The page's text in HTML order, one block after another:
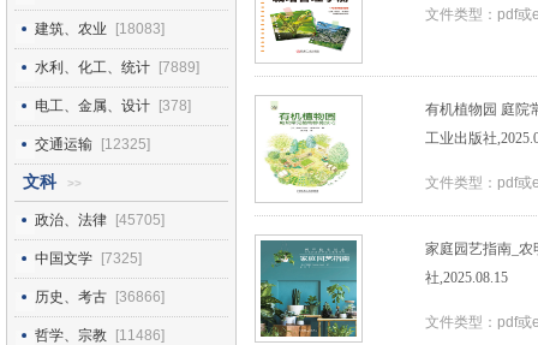
建筑、农业 [18083]
水利、化工、统计 [7889]
电工、金属、设计 [378]
交通运输 [12325]
文科 >>
政治、法律 [45705]
中国文学 [7325]
历史、考古 [36866]
哲学、宗教 [11486]
文件类型：pdf
有机植物园 庭院
工业出版社
文件类型：pdf
家庭园艺指南_农
社,2025.08.15
文件类型：pdf